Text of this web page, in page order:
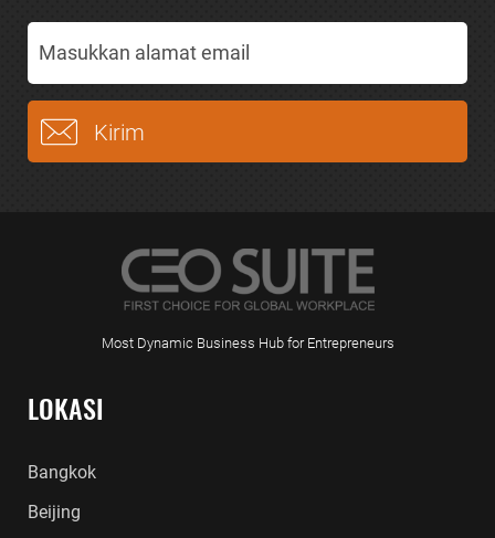
Most Dynamic Business Hub for Entrepreneurs
LOKASI
Bangkok
Beijing